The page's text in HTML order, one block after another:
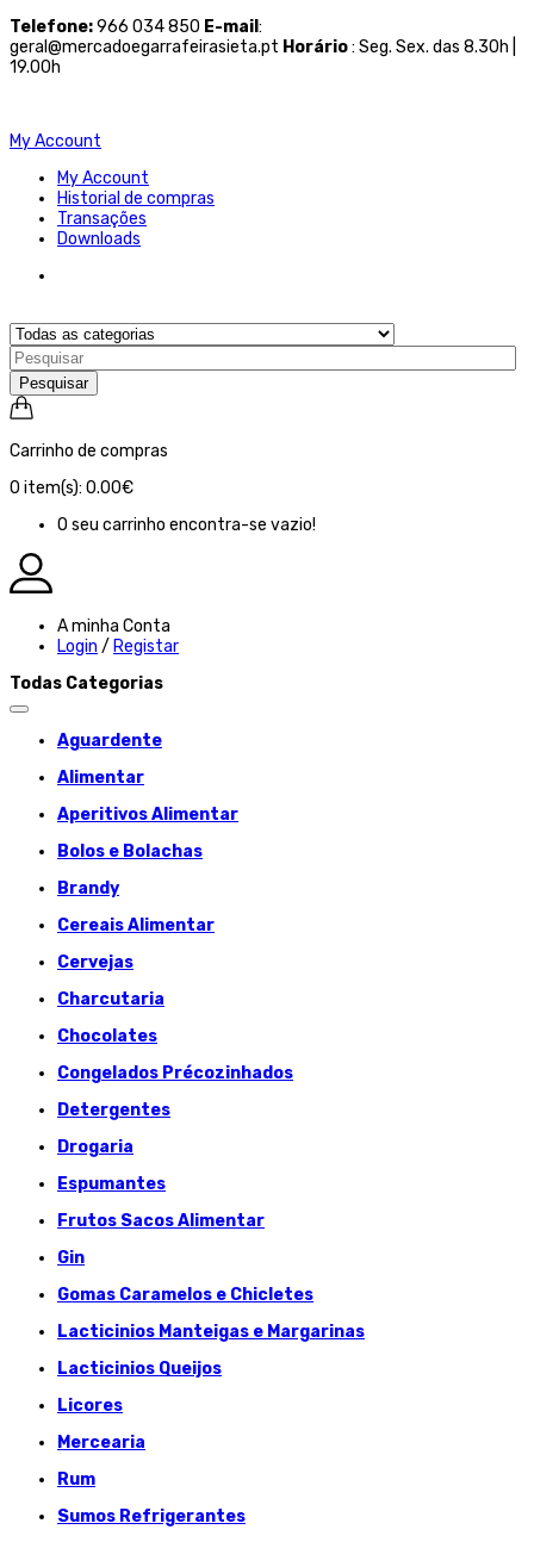
Telefone:966 034 850 E-mail :
geral@mercadoegarrafeirasieta.pt Horário: Seg. Sex. das 8.30h |
19.00h
My Account
My Account
Historial de compras
Transações
Downloads
Pesquisar
Carrinho de compras
0 item(s): 0.00€
O seu carrinho encontra-se vazio!
A minha Conta
Login / Registar
Todas Categorias
Aguardente
Alimentar
Aperitivos Alimentar
Bolos e Bolachas
Brandy
Cereais Alimentar
Cervejas
Charcutaria
Chocolates
Congelados Précozinhados
Detergentes
Drogaria
Espumantes
Frutos Sacos Alimentar
Gin
Gomas Caramelos e Chicletes
Lacticinios Manteigas e Margarinas
Lacticinios Queijos
Licores
Mercearia
Rum
Sumos Refrigerantes